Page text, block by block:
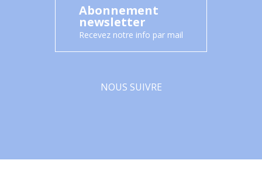
Abonnement
newsletter
Recevez notre info par mail
NOUS SUIVRE